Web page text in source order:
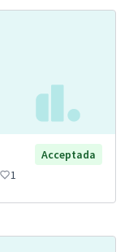
Acceptada
1